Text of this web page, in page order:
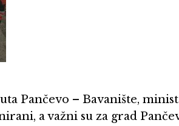
Pančevo – Bavanište,
a važni su za grad